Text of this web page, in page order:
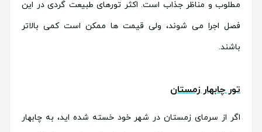
مطلوب و مناظر جذاب است. اکثر تورهای طبیعت گردی در این
فصل اجرا می شوند، ولی قیمت ها ممکن است کمی بالاتر
باشند.
تور چابهار زمستان
اگر از سرمای زمستان در شهر خود خسته شده اید، به چابهار